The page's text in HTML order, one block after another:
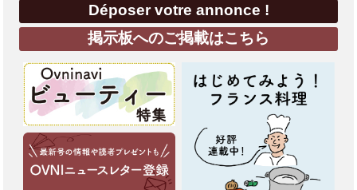
Déposer votre annonce !
掲示板へのご掲載はこちら